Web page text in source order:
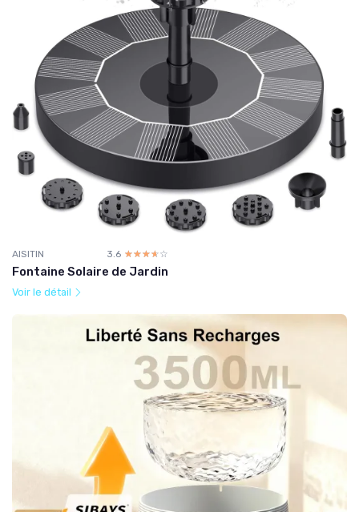
AISITIN 3.6 ☆☆☆☆☆
★★★★★
Fontaine Solaire de Jardin
Voir le détail